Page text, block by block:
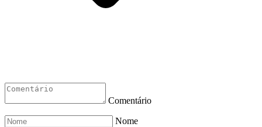
Comentário
Nome